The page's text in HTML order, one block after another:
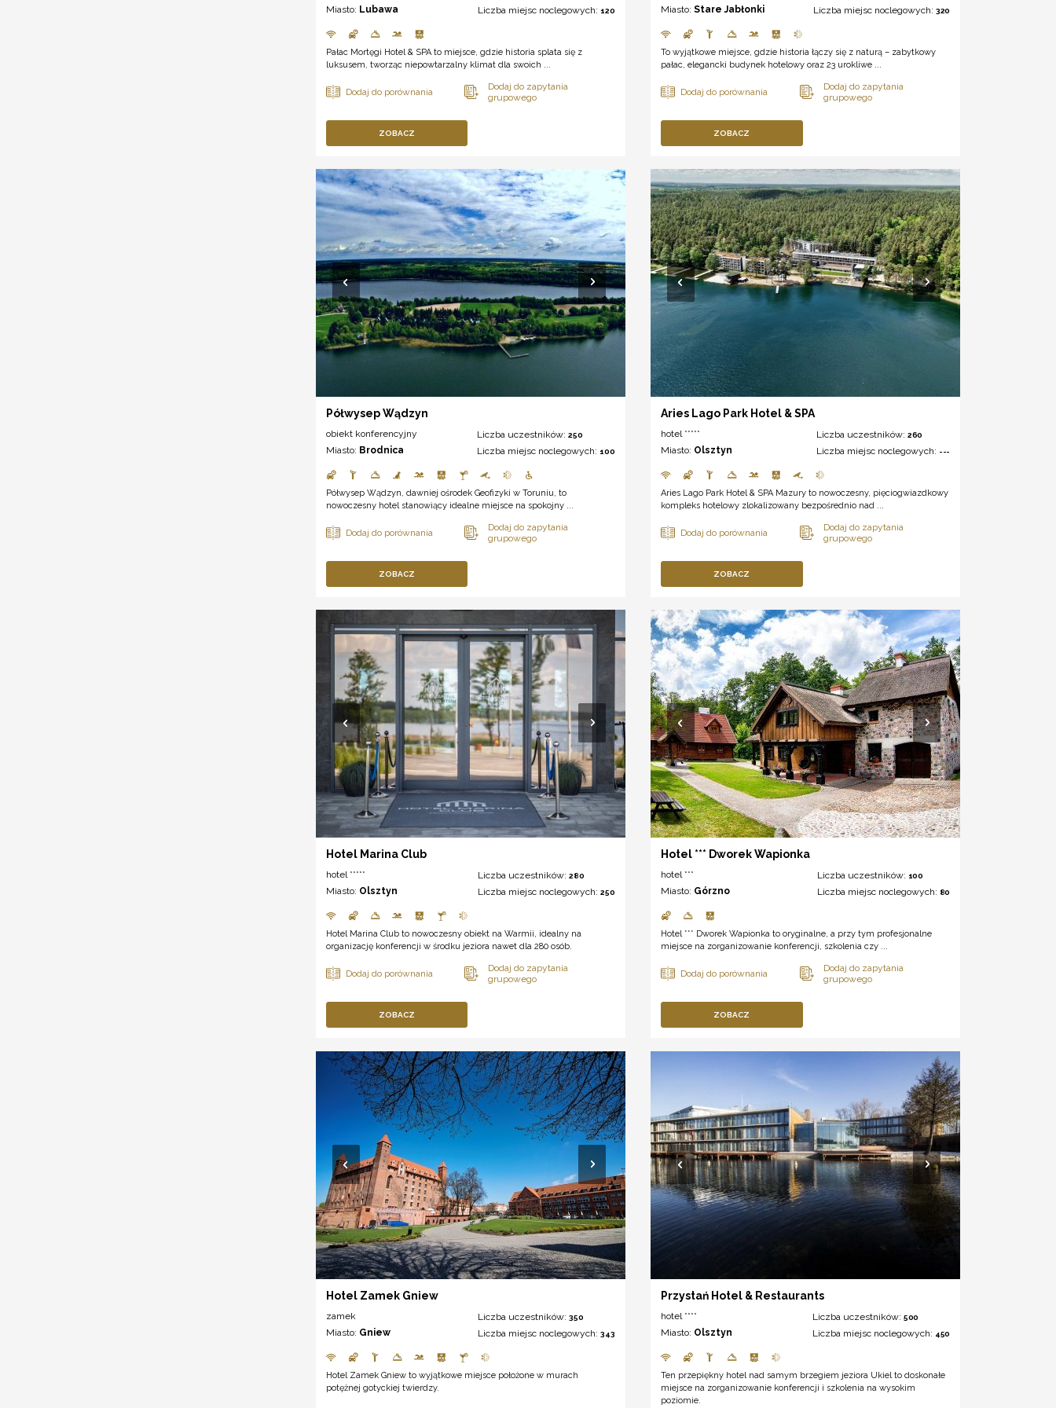
Miasto: Lubawa Liczba miejsc noclegowych:120
Pałac Mortęgi Hotel & SPA to miejsce, gdzie historia splata się z
luksusem, tworząc niepowtarzalny klimat dla swoich ...
ZOBACZ
Miasto:Stare Jabłonki Liczba miejsc noclegowych: 320
To wyjątkowe miejsce, gdzie historia łączy się z naturą – zabytkowy
pałac, elegancki budynek hotelowy oraz 23 urokliwe ...
ZOBACZ
Półwysep Wądzyn
obiekt konferencyjny
Miasto: Brodnica
Liczba uczestników:250
Liczba miejsc noclegowych:100
Półwysep Wądzyn, dawniej ośrodek Geofizyki w Toruniu, to
nowoczesny hotel stanowiący idealne miejsce na spokojny ...
ZOBACZ
Aries Lago Park Hotel & SPA
hotel *****
Miasto: Olsztyn
Liczba uczestników: 260
Liczba miejsc noclegowych: ---
Aries Lago Park Hotel & SPA Mazury to nowoczesny, pięciogwiazdkowy
kompleks hotelowy zlokalizowany bezpośrednio nad ...
ZOBACZ
Hotel Marina Club
hotel *****
Miasto: Olsztyn
Liczba uczestników:280
Liczba miejsc noclegowych:250
Hotel Marina Club to nowoczesny obiekt na Warmii, idealny na
organizację konferencji w środku jeziora nawet dla 280 osób.
ZOBACZ
Hotel *** Dworek Wapionka
hotel ***
Miasto: Górzno
Liczba uczestników: 100
Liczba miejsc noclegowych: 80
Hotel *** Dworek Wapionka to oryginalne, a przy tym profesjonalne
miejsce na zorganizowanie konferencji, szkolenia czy ...
ZOBACZ
Hotel Zamek Gniew
zamek
Miasto: Gniew
Liczba uczestników:350
Liczba miejsc noclegowych:343
Hotel Zamek Gniew to wyjątkowe miejsce położone w murach
potężnej gotyckiej twierdzy.
Przystań Hotel & Restaurants
hotel ****
Miasto: Olsztyn
Liczba uczestników: 500
Liczba miejsc noclegowych: 450
Ten przepiękny hotel nad samym brzegiem jeziora Ukiel to doskonałe
miejsce na zorganizowanie konferencji i szkolenia na wysokim
poziomie.